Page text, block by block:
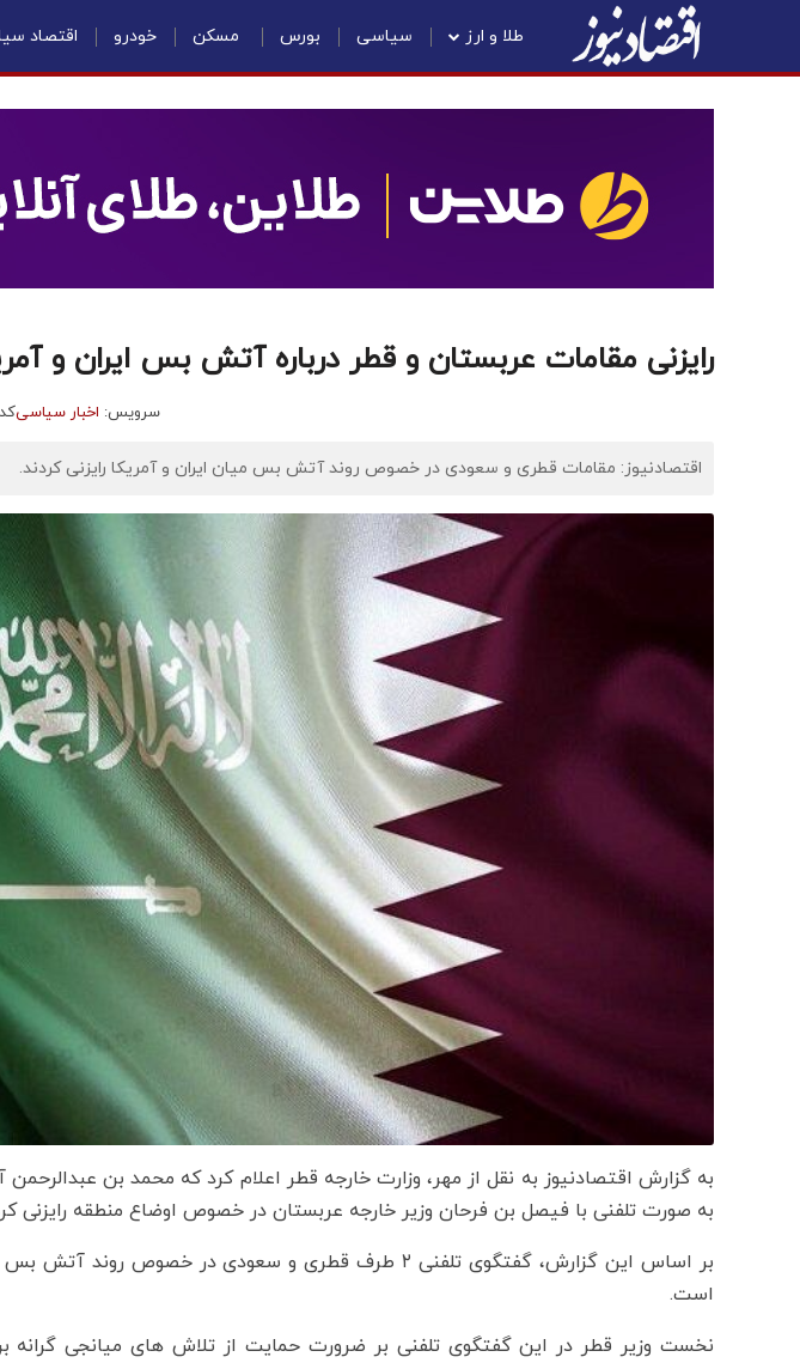
طلا و ارز سیاسی بورس مسکن خودرو اقتصاد
رایزنی مقامات عربستان و قطر درباره آتش بس ایران و
سرویس: اخبار سیاسی
اقتصادنیوز: مقامات قطری و سعودی در خصوص روند آتش بس میان ایران و آمریکا رایزنی کردند.
به گزارش اقتصادنیوز به نقل از مهر، وزارت خارجه قطر اعلام کرد که محمد بن
به صورت تلفنی با فیصل بن فرحان وزیر خارجه عربستان در خصوص اوضاع منطقه رایزنی
بر اساس این گزارش، گفتگوی تلفنی ۲ طرف قطری و سعودی در خصوص
است.
نخست وزیر قطر در این گفتگوی تلفنی بر ضرورت حمایت از تلاش های میانجی گرانه